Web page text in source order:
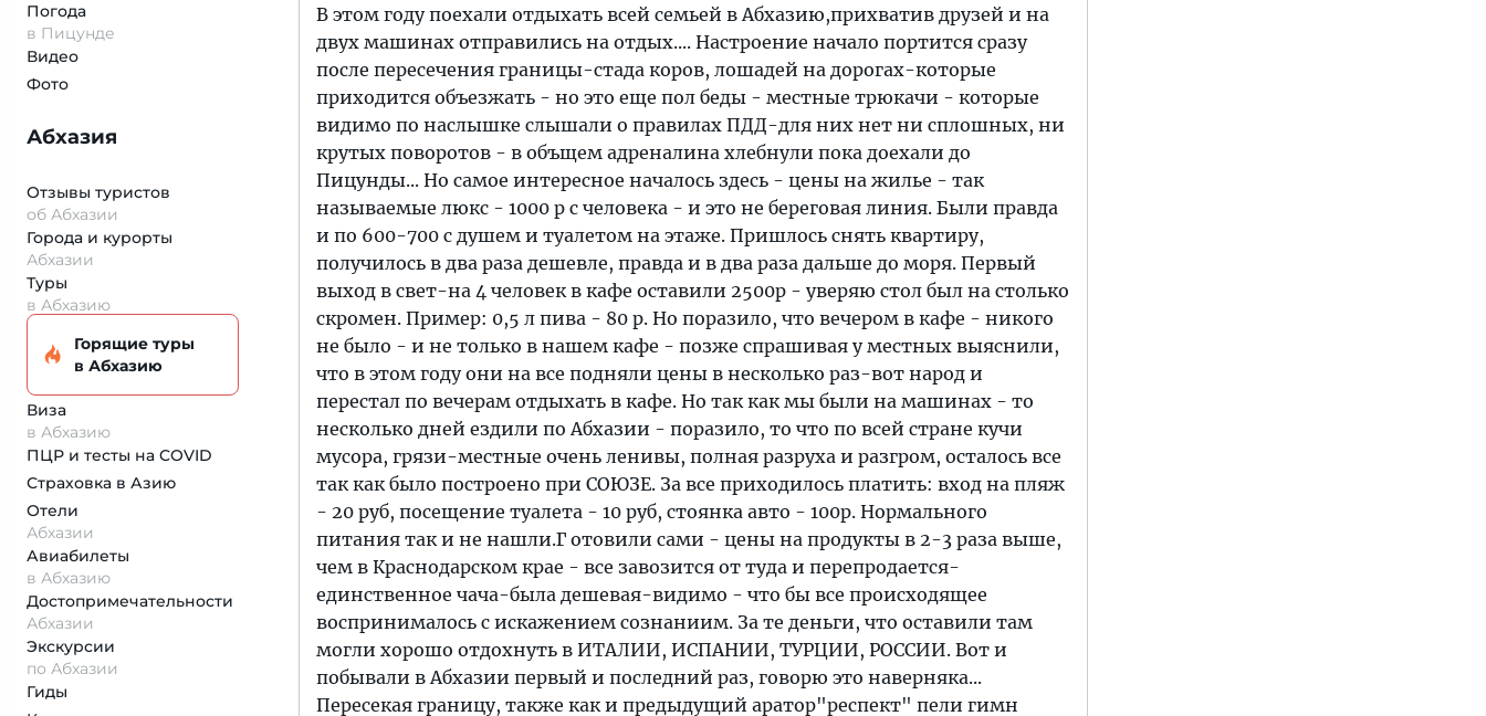
Погода
в Пицунде
Видео
Фото
Абхазия
Отзывы туристов
об Абхазии
Города и курорты
Абхазии
Туры
в Абхазию
Горящие туры
в Абхазию
Виза
в Абхазию
ПЦР и тесты на COVID
Страховка в Азию
Отели
Абхазии
Авиабилеты
в Абхазию
Достопримеча­тельности
Абхазии
Экскурсии
по Абхазии
Гиды
В этом году поехали отдыхать всей семьей в Абхазию,прихватив друзей и на
двух машинах отправились на отдых.... Настроение начало портится сразу
после пересечения границы-стада коров, лошадей на дорогах-которые
приходится объезжать - но это еще пол беды - местные трюкачи - которые
видимо по наслышке слышали о правилах ПДД-для них нет ни сплошных, ни
крутых поворотов - в объщем адреналина хлебнули пока доехали до
Пицунды... Но самое интересное началось здесь - цены на жилье - так
называемые люкс - 1000 р с человека - и это не береговая линия. Были правда
и по 600-700 с душем и туалетом на этаже. Пришлось снять квартиру,
получилось в два раза дешевле, правда и в два раза дальше до моря. Первый
выход в свет-на 4 человек в кафе оставили 2500р - уверяю стол был на столько
скромен. Пример: 0,5 л пива - 80 р. Но поразило, что вечером в кафе - никого
не было - и не только в нашем кафе - позже спрашивая у местных выяснили,
что в этом году они на все подняли цены в несколько раз-вот народ и
перестал по вечерам отдыхать в кафе. Но так как мы были на машинах - то
несколько дней ездили по Абхазии - поразило, то что по всей стране кучи
мусора, грязи-местные очень ленивы, полная разруха и разгром, осталось все
так как было построено при СОЮЗЕ. За все приходилось платить: вход на пляж
- 20 руб, посещение туалета - 10 руб, стоянка авто - 100р. Нормального
питания так и не нашли.Г отовили сами - цены на продукты в 2-3 раза выше,
чем в Краснодарском крае - все завозится от туда и перепродается-
единственное чача-была дешевая-видимо - что бы все происходящее
воспринималось с искажением сознаниим. За те деньги, что оставили там
могли хорошо отдохнуть в ИТАЛИИ, ИСПАНИИ, ТУРЦИИ, РОССИИ. Вот и
побывали в Абхазии первый и последний раз, говорю это наверняка...
Пересекая границу, также как и предыдущий аратор"респект" пели гимн